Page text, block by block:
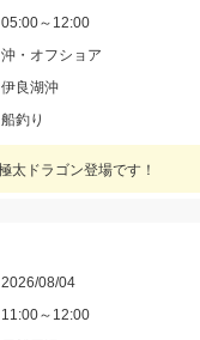
05:00～12:00
沖・オフショア
伊良湖沖
船釣り
太ドラゴン登場です！
2026/08/04
11:00～12:00